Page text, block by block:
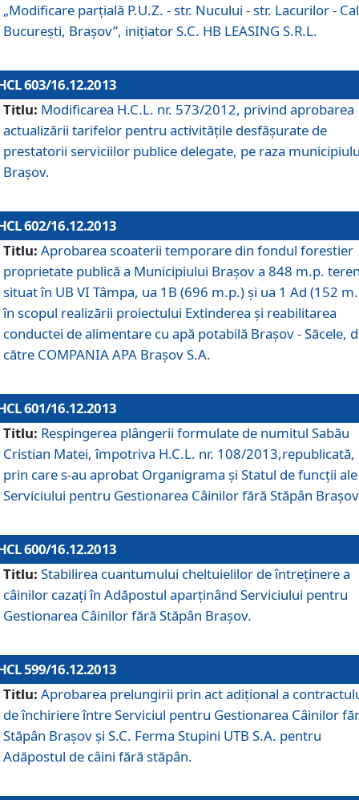
„Modificare parţială P.U.Z. - str. Nucului - str. Lacurilor -
Bucureşti, Braşov”, iniţiator S.C. HB LEASING S.R.L.
603/16.12.2013
Titlu: Modificarea H.C.L. nr. 573/2012, privind aprobarea
actualizării tarifelor pentru activităţile desfăşurate de
prestatorii serviciilor publice delegate, pe raza
Braşov.
602/16.12.2013
Titlu: Aprobarea scoaterii temporare din fondul forestier
proprietate publică a Municipiului Braşov a 848 m.p.
situat în UB VI Tâmpa, ua 1B (696 m.p.) şi ua 1 Ad (152
în scopul realizării proiectului Extinderea şi reabilitarea
conductei de alimentare cu apă potabilă Braşov - Săcele,
către COMPANIA APA Braşov S.A.
601/16.12.2013
Titlu: Respingerea plângerii formulate de numitul Sabău
Cristian Matei, împotriva H.C.L. nr. 108/2013,republicată,
prin care s-au aprobat Organigrama şi Statul de funcţii ale
Serviciului pentru Gestionarea Câinilor fără Stăpân
600/16.12.2013
Titlu: Stabilirea cuantumului cheltuielilor de întreţinere a
câinilor cazaţi în Adăpostul aparţinând Serviciului pentru
Gestionarea Câinilor fără Stăpân Braşov.
599/16.12.2013
Titlu: Aprobarea prelungirii prin act adiţional a
de închiriere între Serviciul pentru Gestionarea Câinilor
Stăpân Braşov şi S.C. Ferma Stupini UTB S.A. pentru
Adăpostul de câini fără stăpân.